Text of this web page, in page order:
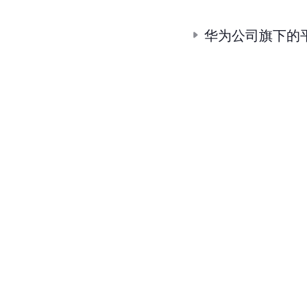
华为公司旗下的